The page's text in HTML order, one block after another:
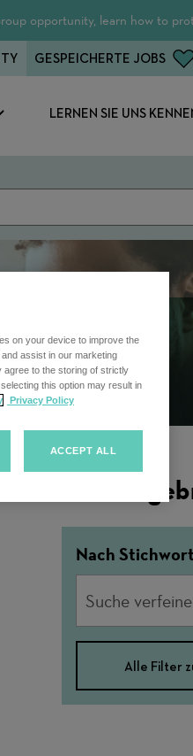
opportunity, learn how to
LERNEN SIE UNS
GESPEICHERTE JOBS
Nach
Alle Filter
on your device to improve the
assist in our marketing
agree to the storing of strictly
this option may result in
Privacy Policy
ACCEPT ALL